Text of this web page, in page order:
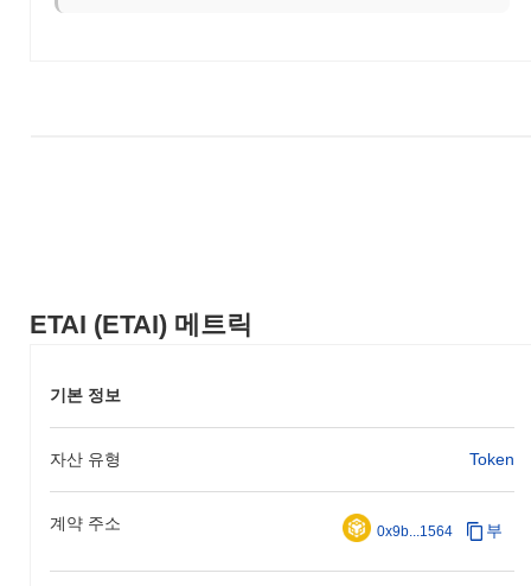
ETAI (ETAI) 메트릭
기본 정보
자산 유형 Token
계약 주소 0x9b...1564 부